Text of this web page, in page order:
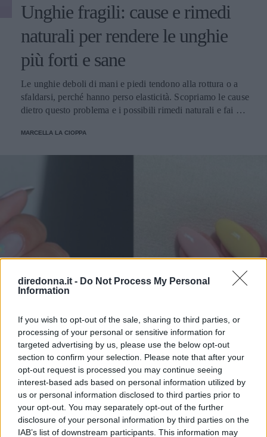
diredonna.it - Do Not Process My Personal
Information
If you wish to opt-out of the sale, sharing to third parties, or
processing of your personal or sensitive information for
targeted advertising by us, please use the below opt-out
section to confirm your selection. Please note that after your
opt-out request is processed you may continue seeing
interest-based ads based on personal information utilized by
us or personal information disclosed to third parties prior to
your opt-out. You may separately opt-out of the further
disclosure of your personal information by third parties on the
IAB’s list of downstream participants. This information may
Unghie fragili: cause e rimedi
naturali per rendere le unghie
più forti e sane
Le unghie deboli di mani e piedi tendono alla rottura o a
sfaldarsi, perché hanno perso elasticità. Scopriamo le cause
dietro questo problema e i possibili rimedi naturali e fai da
MARCELLA LA CIOPPA
BELLEZZA